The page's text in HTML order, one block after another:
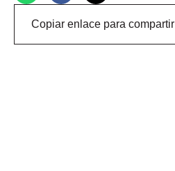
Copiar enlace para compartir